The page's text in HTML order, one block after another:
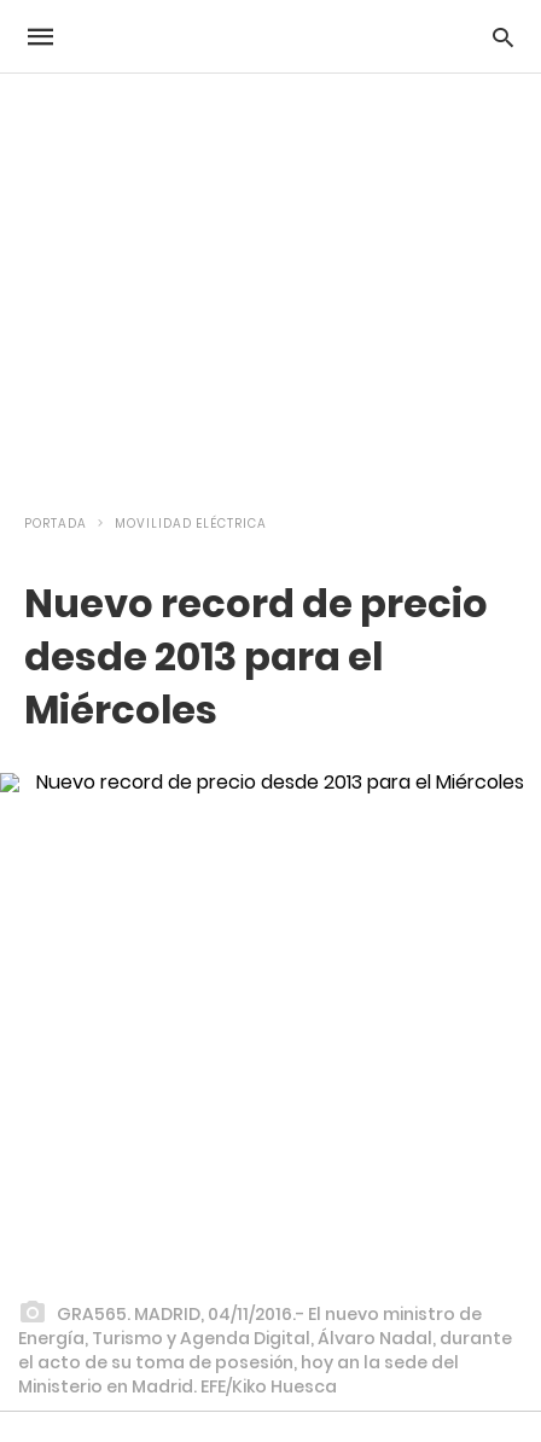
PORTADA MOVILIDAD ELÉCTRICA
Nuevo record de precio
desde 2013 para el
Miércoles
GRA565. MADRID, 04/11/2016.- El nuevo ministro de
Energía, Turismo y Agenda Digital, Álvaro Nadal, durante
el acto de su toma de posesión, hoy an la sede del
Ministerio en Madrid. EFE/Kiko Huesca